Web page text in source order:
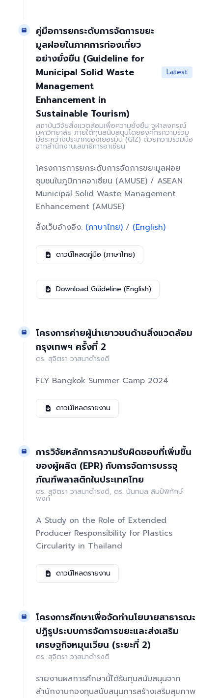
คู่มือการยกระดับการจัดการขยะ
มูลฝอยในภาคการท่องเที่ยว
อย่างยั่งยืน (Guideline for
Municipal Solid Waste
Management
Enhancement in
Sustainable Tourism)
Latest
สถาบันวิจัยสิ่งแวดล้อมเพื่อความยั่งยืน จุฬาลงกรณ์
มหาวิทยาลัย ภายใต้ทุนสนับสนุนโดยองค์กรความร่วม
มือระหว่างประเทศของเยอรมัน (GIZ) ด้วยความร่วมมือ
จากสำนักงานเลขาธิการอาเซียน
โครงการการยกระดับการจัดการขยะมูลฝอย
ชุมชนในภูมิภาคอาเซียน (AMUSE) / ASEAN
Municipal Solid Waste Management
Enhancement (AMUSE)
ลิ้งเว็บอ้างอิง: (ภาษาไทย) / (English)
ดาวน์โหลดคู่มือ (ภาษาไทย)
Download Guideline (English)
โครงการค่ายผู้นําเยาวชนด้านสิ่งแวดล้อม
กรุงเทพฯ ครั้งที่ 2
ดร. สุจิตรา วาสนาดำรงดี
FLY Bangkok Summer Camp 2024
ดาวน์โหลดรายงาน
การวิจัยหลักการความรับผิดชอบที่เพิ่มขึ้น
ของผู้ผลิต (EPR) กับการจัดการบรรจุ
ภัณฑ์พลาสติกในประเทศไทย
ดร. สุจิตรา วาสนาดำรงดี, ดร. นันทมล ลิมป์พิทักษ์
พงศ์
A Study on the Role of Extended
Producer Responsibility for Plastics
Circularity in Thailand
ดาวน์โหลดรายงาน
โครงการศึกษาเพื่อจัดทำนโยบายสาธารณะ
ปฏิรูประบบการจัดการขยะและส่งเสริม
เศรษฐกิจหมุนเวียน (ระยะที่ 2)
ดร. สุจิตรา วาสนาดำรงดี
รายงานผลการศึกษานี้ได้รับทุนสนับสนุนจาก
สำนักงานกองทุนสนับสนุนการสร้างเสริมสุขภาพ